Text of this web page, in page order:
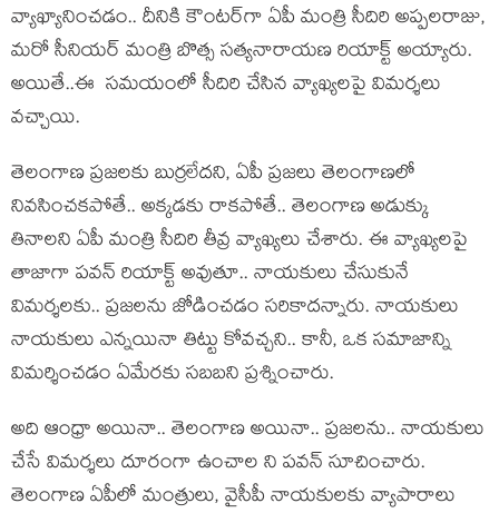
వ్యాఖ్యానించ‌డం.. దీనికి కౌంట‌ర్‌గా ఏపీ మంత్రి సీదిరి అప్ప‌ల‌రాజు,
మ‌రో సీనియ‌ర్ మంత్రి బొత్స స‌త్యనారాయ‌ణ రియాక్ట్ అయ్యారు.
అయితే..ఈ స‌మ‌యంలో సీదిరి చేసిన వ్యాఖ్య‌ల‌పై విమ‌ర్శ‌లు
వ‌చ్చాయి.
తెలంగాణ ప్ర‌జ‌ల‌కు బుర్ర‌లేద‌ని, ఏపీ ప్ర‌జ‌లు తెలంగాణ‌లో
నివ‌సించ‌క‌పోతే.. అక్క‌డ‌కు రాక‌పోతే.. తెలంగాణ అడుక్కు
తినాల‌ని ఏపీ మంత్రి సీదిరి తీవ్ర వ్యాఖ్య‌లు చేశారు. ఈ వ్యాఖ్య‌ల‌పై
తాజాగా ప‌వ‌న్ రియాక్ట్ అవుతూ.. నాయ‌కులు చేసుకునే
విమ‌ర్శ‌ల‌కు.. ప్ర‌జ‌ల‌ను జోడించ‌డం స‌రికాద‌న్నారు. నాయ‌కులు
నాయ‌కులు ఎన్న‌యినా తిట్టు కోవ‌చ్చ‌ని.. కానీ, ఒక స‌మాజాన్ని
విమ‌ర్శించ‌డం ఏమేర‌కు స‌బ‌బ‌ని ప్ర‌శ్నించారు.
అది ఆంధ్రా అయినా.. తెలంగాణ అయినా.. ప్ర‌జ‌లను.. నాయ‌కులు
చేసే విమ‌ర్శ‌లు దూరంగా ఉంచాల ని ప‌వ‌న్ సూచించారు.
తెలంగాణ ఏపీలో మంత్రులు, వైసీపీ నాయ‌కుల‌కు వ్యాపారాలు